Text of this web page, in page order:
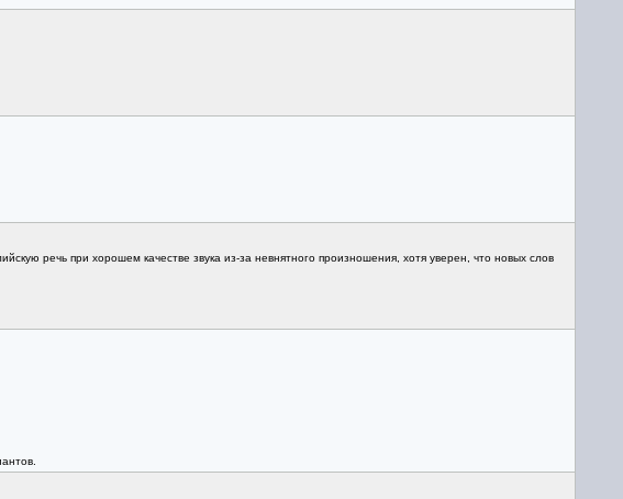
речь при хорошем качестве звука из-за невнятного произношения, хотя уверен, что новых слов